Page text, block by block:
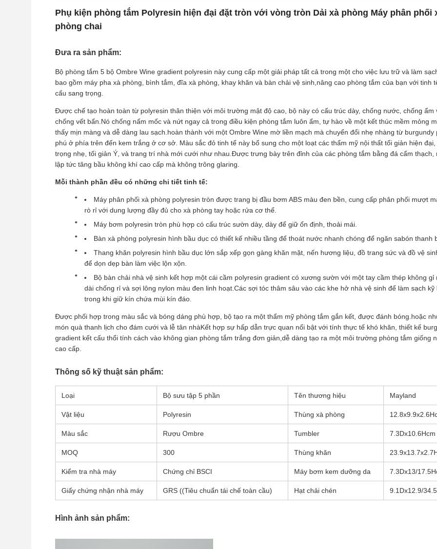
Phụ kiện phòng tắm Polyresin hiện đại đặt tròn với vòng tròn Dải xà phòng Máy phân phối
phòng chai
Đưa ra sản phẩm:
Bộ phòng tắm 5 bộ Ombre Wine gradient polyresin này cung cấp một giải pháp tất cả trong một cho việc lưu trữ và làm
bao gồm máy pha xà phòng, bình tắm, đĩa xà phòng, khay khăn và bàn chải vệ sinh,nâng cao phòng tắm của bạn với tinh
cấu sang trọng.
Được chế tạo hoàn toàn từ polyresin thân thiện với môi trường mật độ cao, bộ này có cấu trúc dày, chống nước, chống ẩm
chống vết bẩn.Nó chống nấm mốc và nứt ngay cả trong điều kiện phòng tắm luôn ẩm, tự hào về một kết thúc mềm mỏng
thấy mịn màng và dễ dàng lau sạch.hoàn thành với một Ombre Wine mờ liền mạch mà chuyển đổi nhẹ nhàng từ burgundy
phú ở phía trên đến kem trắng ở cơ sở. Màu sắc đỏ tinh tế này bổ sung cho một loạt các thẩm mỹ nội thất tối giản hiện đại,
trọng nhẹ, tối giản Ý, và trang trí nhà mới cưới như nhau.Được trưng bày trên đỉnh của các phòng tắm bằng đá cẩm thạch,
lập tức tăng bầu không khí cao cấp mà không trông glaring.
Mỗi thành phần đều có những chi tiết tinh tế:
Máy phân phối xà phòng polyresin tròn được trang bị đầu bơm ABS màu đen bền, cung cấp phân phối mượt
rò rỉ với dung lượng đầy đủ cho xà phòng tay hoặc rửa cơ thể.
Máy bơm polyresin tròn phù hợp có cấu trúc sườn dày, dày để giữ ổn định, thoải mái.
Bàn xà phòng polyresin hình bầu dục có thiết kế nhiều tầng để thoát nước nhanh chóng để ngăn sabón thanh
Thang khăn polyresin hình bầu dục lớn sắp xếp gọn gàng khăn mặt, nến hương liệu, đồ trang sức và đồ vệ
để dọn dẹp bàn làm việc lộn xộn.
Bộ bàn chải nhà vệ sinh kết hợp một cái cầm polyresin gradient có xương sườn với một tay cầm thép không gỉ
dài chống rỉ và sợi lông nylon màu đen linh hoạt.Các sợi tóc thâm sâu vào các khe hở nhà vệ sinh để làm sạch kỹ
trong khi giữ kín chứa mùi kín đáo.
Được phối hợp trong màu sắc và bóng dáng phù hợp, bộ tạo ra một thẩm mỹ phòng tắm gắn kết, được đánh bóng.hoặc
món quà thanh lịch cho đám cưới và lễ tân nhàKết hợp sự hấp dẫn trực quan nổi bật với tính thực tế khó khăn, thiết kế
gradient kết cấu thổi tính cách vào không gian phòng tắm trắng đơn giản,dễ dàng tạo ra một môi trường phòng tắm giống
cao cấp.
Thông số kỹ thuật sản phẩm:
Loại Bộ sưu tập 5 phần Tên thương hiệu Mayland
Vật liệu Polyresin Thùng xà phòng
Màu sắc Rượu Ombre Tumbler 7.3Dx10.6Hcm
MOQ 300 Thùng khăn
Kiểm tra nhà máy Chứng chỉ BSCI Máy bơm kem dưỡng da 7.3Dx13/
Giấy chứng nhận nhà máy GRS ((Tiêu chuẩn tái chế toàn cầu) Hạt chải chén 9.1Dx12.9/
Hình ảnh sản phẩm: